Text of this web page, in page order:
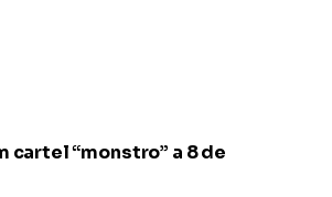
cartel “monstro” a 8 de